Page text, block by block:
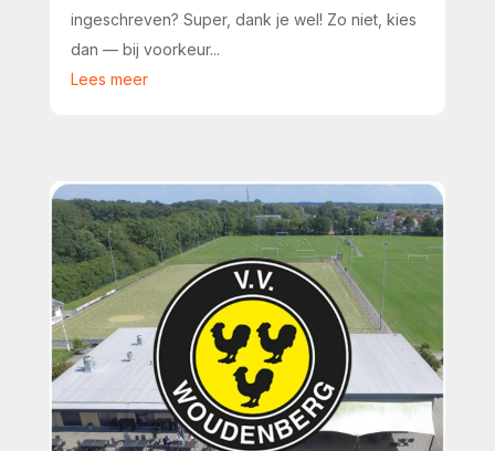
ingeschreven? Super, dank je wel! Zo niet, kies
dan — bij voorkeur...
Lees meer